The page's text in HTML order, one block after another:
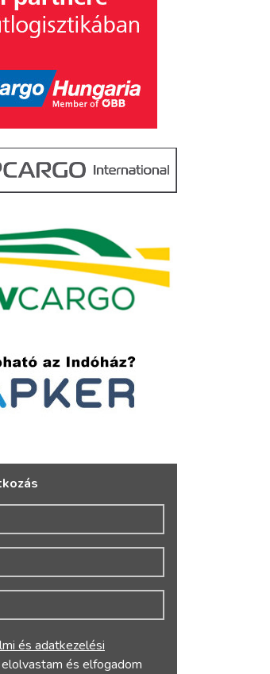
és adatkezelési
elolvastam és elfogadom